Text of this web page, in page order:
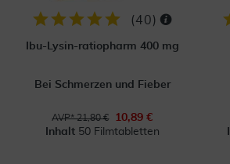
(40)
Ibu-Lysin-ratiopharm 400 mg
Bei Schmerzen und Fieber
AVP* 21,80 €
10,89 €
Inhalt 50 Filmtabletten